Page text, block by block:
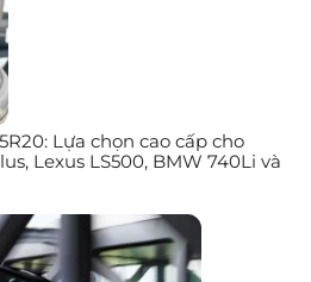
Lựa chọn cao cấp cho
Lexus LS500, BMW 740Li và